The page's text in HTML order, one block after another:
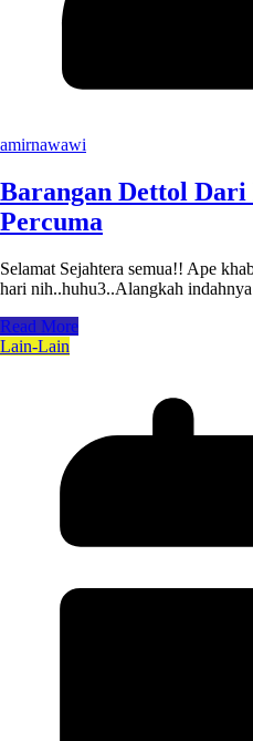
amirnawawi
Barangan Dettol Dari
Percuma
Selamat Sejahtera semua!! Ape
hari nih..huhu3..Alangkah
Read More
Lain-Lain